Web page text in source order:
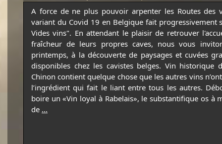
A force de ne plus pouvoir arpenter les Routes des
variant du Covid 19 en Belgique fait progressivement
Vides vins". En attendant le plaisir de retrouver
fraîcheur de leurs propres caves, nous vous
printemps, à la découverte de paysages et cuvées
disponibles chez les cavistes belges. Vin historique
Chinon contient quelque chose que les autres vins
l’ingrédient qui fait le liant entre tous les autres.
boire un «Vin loyal à Rabelais», le substantifique os à
de ...